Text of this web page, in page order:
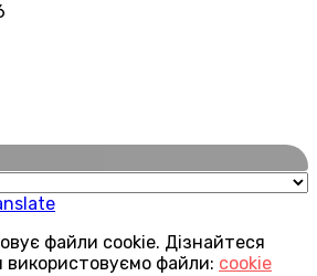
файли cookie. Дізнайтеся
використовуємо файли: cookie